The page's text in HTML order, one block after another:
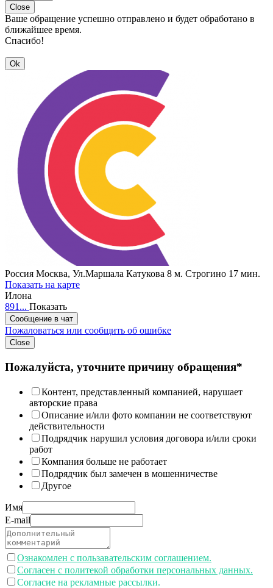
Close
Ваше обращение успешно отправлено и будет обработано в
ближайшее время.
Спасибо!
Ok
Россия Москва, Ул.Маршала Катукова 8 м. Строгино 17 мин.
Показать на карте
Илона
891... Показать
Сообщение в чат
Пожаловаться или сообщить об ошибке
Close
Пожалуйста, уточните причину обращения*
Контент, представленный компанией, нарушает
авторские права
Описание и/или фото компании не соответствуют
действительности
Подрядчик нарушил условия договора и/или сроки
работ
Компания больше не работает
Подрядчик был замечен в мошенничестве
Другое
Имя
E-mail
Ознакомлен с пользавательским соглашением.
Согласен с политекой обработки персональных данных.
Согласие на рекламные рассылки.